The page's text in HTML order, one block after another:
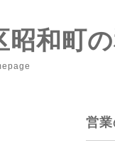
昭和町
営